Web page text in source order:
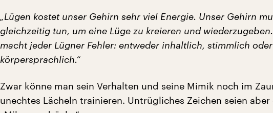
„Lügen kostet unser Gehirn sehr viel Energie. Unser Gehirn
gleichzeitig tun, um eine Lüge zu kreieren und
macht jeder Lügner Fehler: entweder inhaltlich, stimmlich oder
körpersprachlich.“
Zwar könne man sein Verhalten und seine Mimik noch im
unechtes Lächeln trainieren. Untrügliches Zeichen seien aber